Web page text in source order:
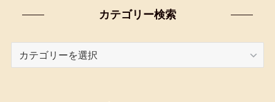
カテゴリー検索